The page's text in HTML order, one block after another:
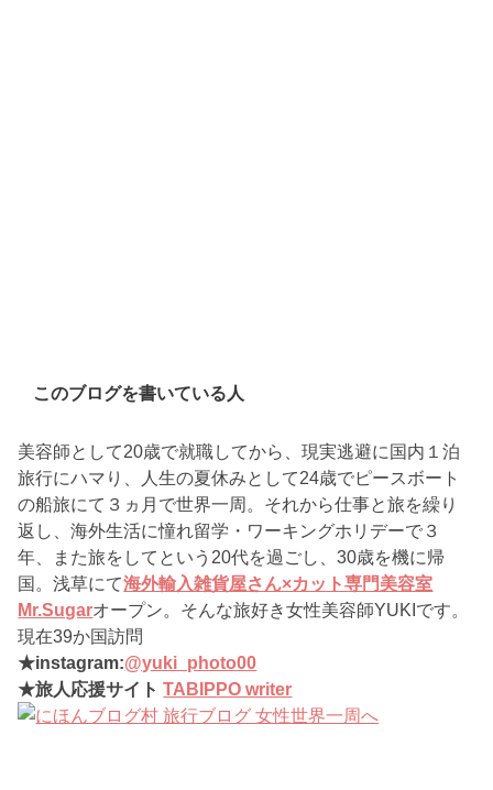
このブログを書いている人
美容師として20歳で就職してから、現実逃避に国内１泊
旅行にハマり、人生の夏休みとして24歳でピースボート
の船旅にて３ヵ月で世界一周。それから仕事と旅を繰り
返し、海外生活に憧れ留学・ワーキングホリデーで３
年、また旅をしてという20代を過ごし、30歳を機に帰
国。浅草にて海外輸入雑貨屋さん×カット専門美容室
Mr.Sugarオープン。そんな旅好き女性美容師YUKIです。
現在39か国訪問
★instagram:@yuki_photo00
★旅人応援サイトTABIPPO writer